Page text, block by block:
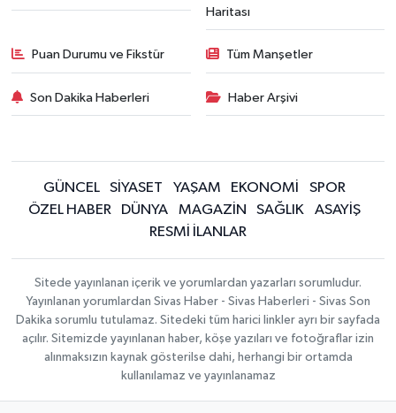
Haritası
Puan Durumu ve Fikstür Tüm Manşetler
Son Dakika Haberleri Haber Arşivi
GÜNCEL SİYASET YAŞAM EKONOMİ
SPOR
ÖZEL HABER
DÜNYA MAGAZİN SAĞLIK
ASAYİŞ
RESMİ İLANLAR
Sitede yayınlanan içerik ve yorumlardan yazarları sorumludur.
Yayınlanan yorumlardan Sivas Haber - Sivas Haberleri - Sivas Son
Dakika sorumlu tutulamaz. Sitedeki tüm harici linkler ayrı bir sayfada
açılır. Sitemizde yayınlanan haber, köşe yazıları ve fotoğraflar izin
alınmaksızın kaynak gösterilse dahi, herhangi bir ortamda
kullanılamaz ve yayınlanamaz